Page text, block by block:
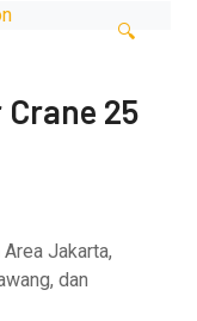
🔍
25
Area Jakarta,
dan